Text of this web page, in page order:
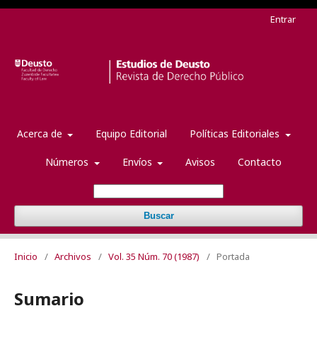
Acerca de Equipo Editorial Políticas Editoriales
Números Envíos Avisos Contacto
Buscar
Entrar
Inicio / Archivos / Vol. 35 Núm. 70 (1987) / Portada
Sumario